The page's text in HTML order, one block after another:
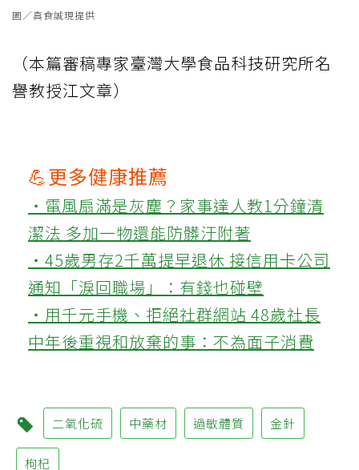
圖／真食誠現提供
（本篇審稿專家臺灣大學食品科技研究所名
譽教授江文章）
💪更多健康推薦
‧電風扇滿是灰塵？家事達人教1分鐘清
潔法 多加一物還能防髒汙附著
‧45歲男存2千萬提早退休 接信用卡公司
通知「淚回職場」：有錢也碰壁
‧用千元手機、拒絕社群網站 48歲社長
中年後重視和放棄的事：不為面子消費
二氧化硫 中藥材 過敏體質 金針
枸杞